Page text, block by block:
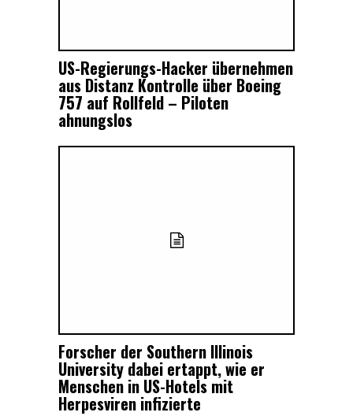
US-Regierungs-Hacker übernehmen
aus Distanz Kontrolle über Boeing
757 auf Rollfeld – Piloten
ahnungslos
Forscher der Southern Illinois
University dabei ertappt, wie er
Menschen in US-Hotels mit
Herpesviren infizierte